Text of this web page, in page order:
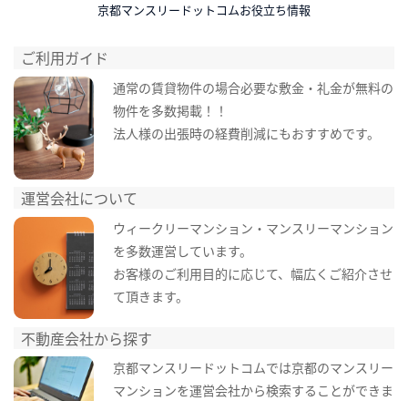
京都マンスリードットコムお役立ち情報
ご利用ガイド
通常の賃貸物件の場合必要な敷金・礼金が無料の
物件を多数掲載！！
法人様の出張時の経費削減にもおすすめです。
運営会社について
ウィークリーマンション・マンスリーマンション
を多数運営しています。
お客様のご利用目的に応じて、幅広くご紹介させ
て頂きます。
不動産会社から探す
京都マンスリードットコムでは京都のマンスリー
マンションを運営会社から検索することができま